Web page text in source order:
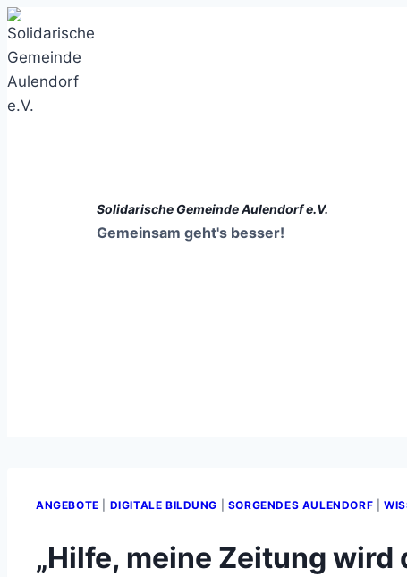
Zum
Inhalt
springen
Solidarische Gemeinde Aulendorf e.V.
Gemeinsam geht's besser!
ANGEBOTE DIGITALE BILDUNG SORGENDES AULENDORF
„Hilfe, meine Zeitung wird